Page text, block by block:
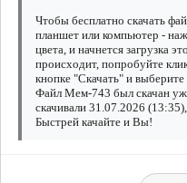
Чтобы бесплатно скачать
планшет или компьютер -
цвета, и начнется загрузка
происходит, попробуйте
кнопке "Скачать" и
Файл Мем-743 был скачан
скачивали 31.07.2026
Быстрей качайте и Вы!